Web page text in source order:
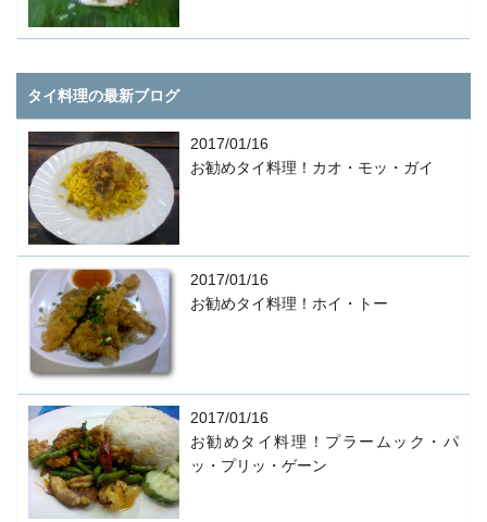
タイ料理の最新ブログ
2017/01/16
お勧めタイ料理！カオ・モッ・ガイ
2017/01/16
お勧めタイ料理！ホイ・トー
2017/01/16
お勧めタイ料理！プラームック・パ
ッ・プリッ・ゲーン